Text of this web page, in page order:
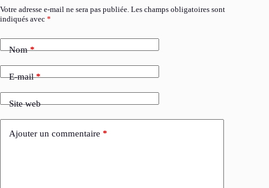
Votre adresse e-mail ne sera pas publiée. Les champs obligatoires sont
indiqués avec *
Nom*
E-mail*
Site web
Ajouter un commentaire *